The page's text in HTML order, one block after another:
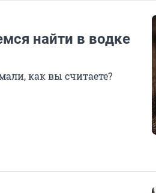
найти в водке
как вы считаете?